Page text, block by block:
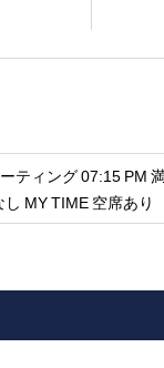
ティング 07:15 PM
MY TIME 空席あり